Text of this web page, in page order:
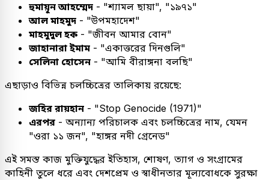
হুমায়ূন আহম্মেদ - "শ্যামল ছায়া", "১৯৭১"
আল মাহমুদ - "উপমহাদেশ"
মাহমুদুল হক - "জীবন আমার বোন"
জাহানারা ইমাম - "একাত্তরের দিনগুলি"
সেলিনা হোসেন - "আমি বীরাঙ্গনা বলছি"
এছাড়াও বিভিন্ন চলচ্চিত্রের তালিকায় রয়েছে:
জহির রায়হান - "Stop Genocide (1971)"
এরপর - অন্যান্য পরিচালক এবং চলচ্চিত্রের নাম, যেমন
"ওরা ১১ জন", "হাঙ্গর নদী গ্রেনেড"
এই সমস্ত কাজ মুক্তিযুদ্ধের ইতিহাস, শোষণ, ত্যাগ ও সংগ্রামের
কাহিনী তুলে ধরে এবং দেশপ্রেম ও স্বাধীনতার মূল্যবোধকে সুরক্ষা